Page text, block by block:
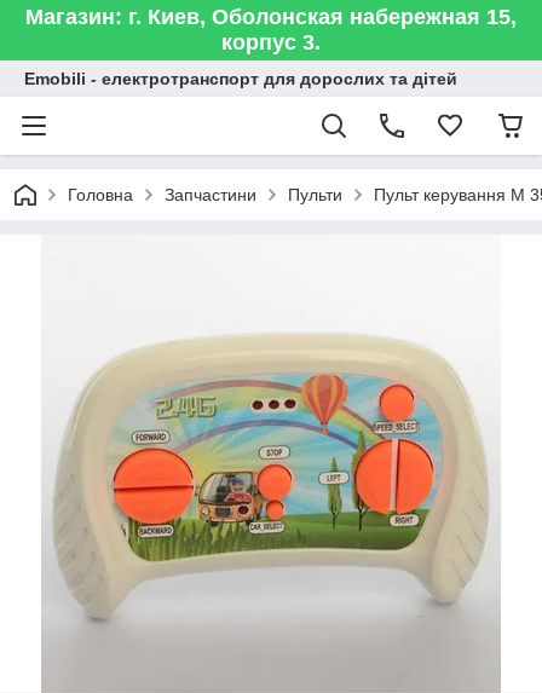
Магазин: г. Киев, Оболонская набережная 15,
корпус 3.
Emobili - електротранспорт для дорослих та дітей
Головна Запчастини Пульти Пульт керування M